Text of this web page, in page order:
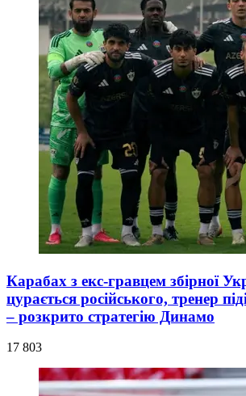
Карабах з екс-гравцем збірної
цурається російського, тренер
– розкрито стратегію Динамо
17 803